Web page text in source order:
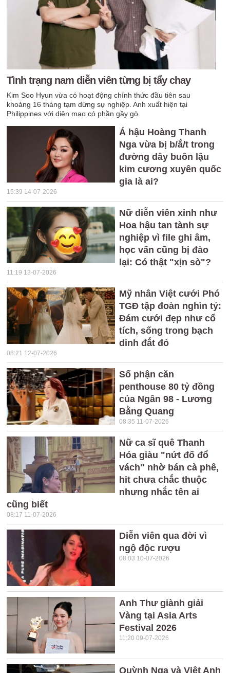
Tình trạng nam diễn viên từng bị tẩy chay
Kim Soo Hyun vừa có hoạt động chính thức đầu tiên sau
khoảng 16 tháng tạm dừng sự nghiệp. Anh xuất hiện tại
Philippines với diện mạo có phần gầy gò.
Á hậu Hoàng Thanh
Nga vừa bị b/ắ/t trong
đường dây buôn lậu
kim cương xuyên quốc
gia là ai?
15:39 14-07-2026
Nữ diễn viên xinh như
Hoa hậu tan tành sự
nghiệp vì file ghi âm,
học vấn cũng bị đào
lại: Có thật "xịn sò"?
11:19 13-07-2026
Mỹ nhân Việt cưới Phó
TGĐ tập đoàn nghìn tỷ:
Đám cưới đẹp như cổ
tích, sống trong bạch
dinh đắt đỏ
08:21 12-07-2026
Số phận căn
penthouse 80 tỷ đồng
của Ngân 98 - Lương
Bằng Quang
08:35 11-07-2026
Nữ ca sĩ quê Thanh
Hóa giàu "nứt đố đổ
vách" nhờ bán cà phê,
hit chưa chắc thuộc
nhưng nhắc tên ai
cũng biết
08:17 11-07-2026
Diễn viên qua đời vì
ngộ độc rượu
08:03 10-07-2026
Anh Thư giành giải
Vàng tại Asia Arts
Festival 2026
11:20 09-07-2026
Quỳnh Nga và Việt Anh